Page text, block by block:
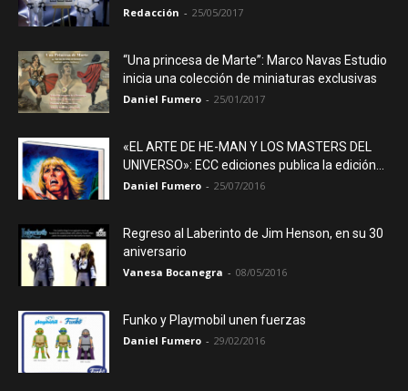
Redacción - 25/05/2017
“Una princesa de Marte”: Marco Navas Estudio
inicia una colección de miniaturas exclusivas
Daniel Fumero - 25/01/2017
«EL ARTE DE HE-MAN Y LOS MASTERS DEL
UNIVERSO»: ECC ediciones publica la edición...
Daniel Fumero - 25/07/2016
Regreso al Laberinto de Jim Henson, en su 30
aniversario
Vanesa Bocanegra - 08/05/2016
Funko y Playmobil unen fuerzas
Daniel Fumero - 29/02/2016